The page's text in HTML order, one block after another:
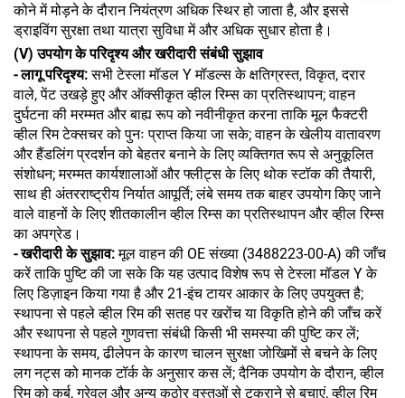
कोने में मोड़ने के दौरान नियंत्रण अधिक स्थिर हो जाता है, और इससे
ड्राइविंग सुरक्षा तथा यात्रा सुविधा में और अधिक सुधार होता है।
(V) उपयोग के परिदृश्य और खरीदारी संबंधी सुझाव
- लागू परिदृश्य:सभी टेस्ला मॉडल Y मॉडल्स के क्षतिग्रस्त, विकृत, दरार
वाले, पेंट उखड़े हुए और ऑक्सीकृत व्हील रिम्स का प्रतिस्थापन; वाहन
दुर्घटना की मरम्मत और बाह्य रूप को नवीनीकृत करना ताकि मूल फैक्टरी
व्हील रिम टेक्सचर को पुनः प्राप्त किया जा सके; वाहन के खेलीय वातावरण
और हैंडलिंग प्रदर्शन को बेहतर बनाने के लिए व्यक्तिगत रूप से अनुकूलित
संशोधन; मरम्मत कार्यशालाओं और फ्लीट्स के लिए थोक स्टॉक की तैयारी,
साथ ही अंतरराष्ट्रीय निर्यात आपूर्ति; लंबे समय तक बाहर उपयोग किए जाने
वाले वाहनों के लिए शीतकालीन व्हील रिम्स का प्रतिस्थापन और व्हील रिम्स
का अपग्रेड।
- खरीदारी के सुझाव:मूल वाहन की OE संख्या (3488223-00-A) की जाँच
करें ताकि पुष्टि की जा सके कि यह उत्पाद विशेष रूप से टेस्ला मॉडल Y के
लिए डिज़ाइन किया गया है और 21-इंच टायर आकार के लिए उपयुक्त है;
स्थापना से पहले व्हील रिम की सतह पर खरोंच या विकृति होने की जाँच करें
और स्थापना से पहले गुणवत्ता संबंधी किसी भी समस्या की पुष्टि कर लें;
स्थापना के समय, ढीलेपन के कारण चालन सुरक्षा जोखिमों से बचने के लिए
लग नट्स को मानक टॉर्क के अनुसार कस लें; दैनिक उपयोग के दौरान, व्हील
रिम को कर्ब, ग्रेवल और अन्य कठोर वस्तुओं से टकराने से बचाएं, व्हील रिम